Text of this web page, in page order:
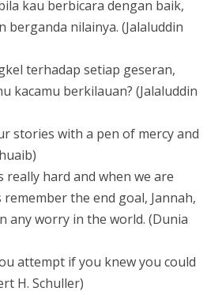
kau berbicara dengan baik,
berganda nilainya. (Jalaluddin
terhadap setiap geseran,
kacamu berkilauan? (Jalaluddin
stories with a pen of mercy and
really hard and when we are
remember the end goal, Jannah,
any worry in the world. (Dunia
attempt if you knew you could
H. Schuller)